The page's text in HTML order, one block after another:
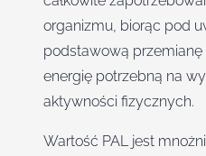
organizmu, biorąc pod
podstawową przemianę
energię potrzebną na
aktywności fizycznych.
Wartość PAL jest